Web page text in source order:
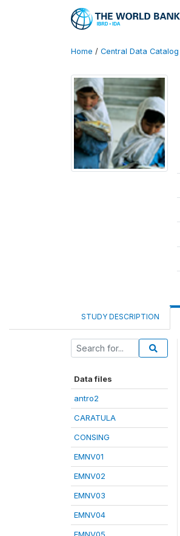
Home / Central Data Catalog
STUDY DESCRIPTION
Data files
antro2
CARATULA
CONSING
EMNV01
EMNV02
EMNV03
EMNV04